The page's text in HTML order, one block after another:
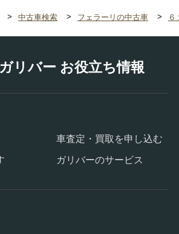
中古車検索 フェラーリの中古車 ６
リバー お役立ち情報
車査定・買取を申し込む
ガリバーのサービス